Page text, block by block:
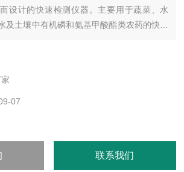
设计的快速检测仪器。主要用于蔬菜、水
及土壤中有机磷和氨基甲酸酯类农药的快速
中心、酒楼、食堂、家庭果蔬加工前安全检
07
联系我们